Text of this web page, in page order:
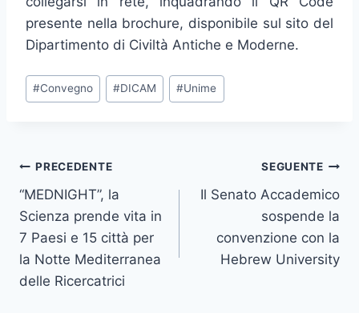
presente nella brochure, disponibile sul sito del
Dipartimento di Civiltà Antiche e Moderne.
Tag
articolo:
#Convegno #DICAM #Unime
Navigazione
articoli
PRECEDENTE
“MEDNIGHT”, la
Scienza prende vita in
7 Paesi e 15 città per
la Notte Mediterranea
delle Ricercatrici
SEGUENTE
Il Senato Accademico
sospende la
convenzione con la
Hebrew University